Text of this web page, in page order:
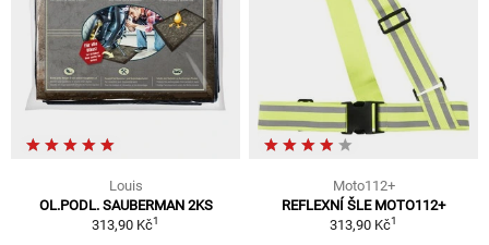
Louis
OL.PODL. SAUBERMAN 2KS
313,90 Kč1
Moto112+
REFLEXNÍ ŠLE MOTO112+
313,90 Kč1